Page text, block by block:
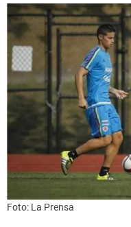
Foto: La Prensa